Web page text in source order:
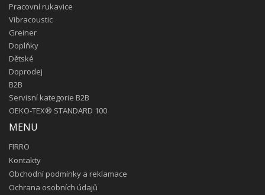
Pracovní rukavice
Vibracoustic
Greiner
Doplňky
Dětské
Doprodej
B2B
Servisní kategorie B2B
OEKO-TEX® STANDARD 100
MENU
FIRRO
Kontakty
Obchodní podmínky a reklamace
Ochrana osobních údajů